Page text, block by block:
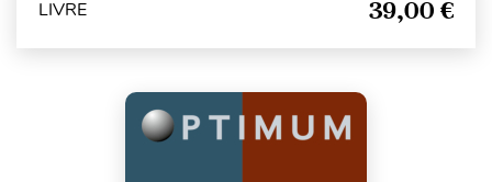
LIVRE 39,00 €